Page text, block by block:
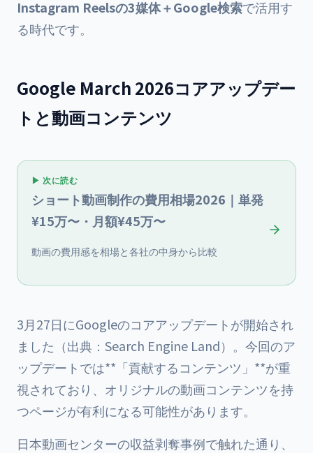
Instagram Reelsの3媒体＋Google検索で活用す
る時代です。
Google March 2026コアアップデー
トと動画コンテンツ
▶ 次に読む
ショート動画制作の費用相場2026｜単発
¥15万〜・月額¥45万〜
動画の費用感を相場と各社の中身から比較
3月27日にGoogleのコアアップデートが開始され
ました（出典： Search Engine Land）。今回のア
ップデートでは**「貢献するコンテンツ」**が重
視されており、オリジナルの動画コンテンツを持
つページが有利になる可能性があります。
日本動画センターの収益剥奪事例で触れた通り、